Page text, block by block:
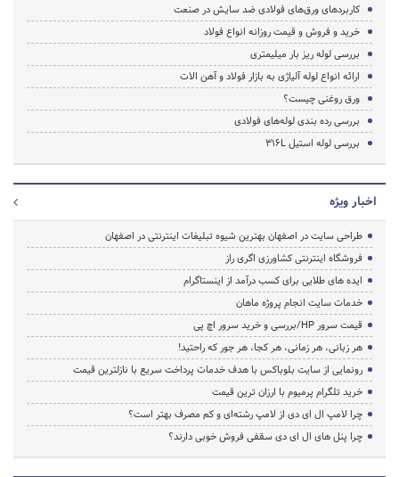
کاربردهای ورق‌های فولادی ضد سایش در صنعت
خرید و فروش و قیمت روزانه انواع فولاد
بررسی لوله ریز بار میلیمتری
ارائه انواع لوله آلیاژی به بازار فولاد و آهن الات
ورق روغنی چیست؟
بررسی رده بندی لوله‌های فولادی
بررسی لوله استیل ‌‎۳۱۶L‌‏
اخبار ویژه
طراحی سایت در اصفهان بهترین شیوه تبلیغات اینترنتی در اصفهان
فروشگاه اینترنتی کشاورزی اگری راز
ایده های طلایی برای کسب درآمد از اینستاگرام
خدمات سایت انجام پروژه ماهان
قیمت سرور HP/بررسی و خرید سرور اچ پی
هر زبانی، هر زمانی، هر کجا، هر جور که راحتید!
رونمایی از سایت بلوباکس با هدف خدمات پرداخت سریع با نازلترین قیمت
خرید تلگرام پرمیوم با ارزان ترین قیمت
چرا لامپ ال ای دی از لامپ رشته‌ای و کم مصرف بهتر است؟
چرا پنل های ال ای دی سقفی فروش خوبی دارند؟